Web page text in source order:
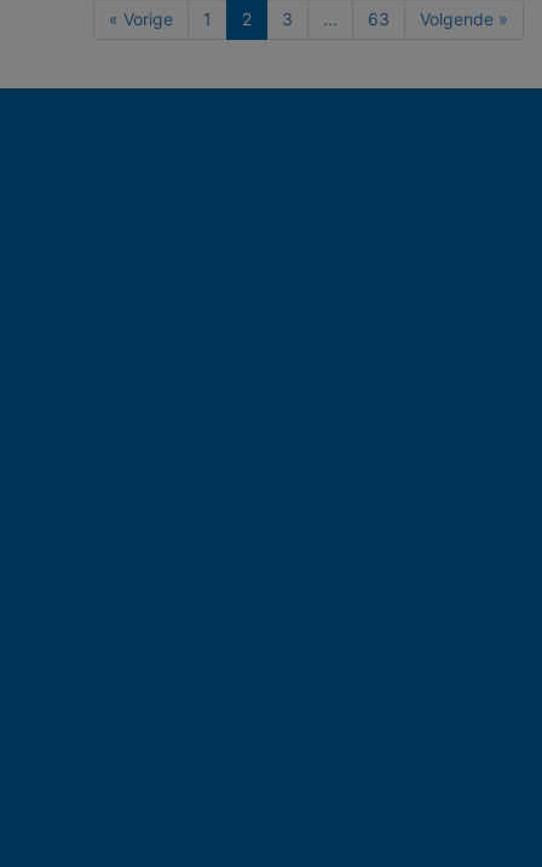
« Vorige 1 2 3 ... 63 Volgende »